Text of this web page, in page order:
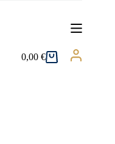
Carro
0,00€